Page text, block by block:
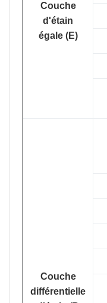
Couche
d'étain
égale (E)
Couche
différentielle